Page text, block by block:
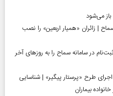
| زائران «همیار اربعین» را نصب
۱۴۰۵ بخوانند | ثبت‌نام در سامانه سماح را به روز‌های آخر
اجرای طرح «پرستار پیگیر» | شناسایی